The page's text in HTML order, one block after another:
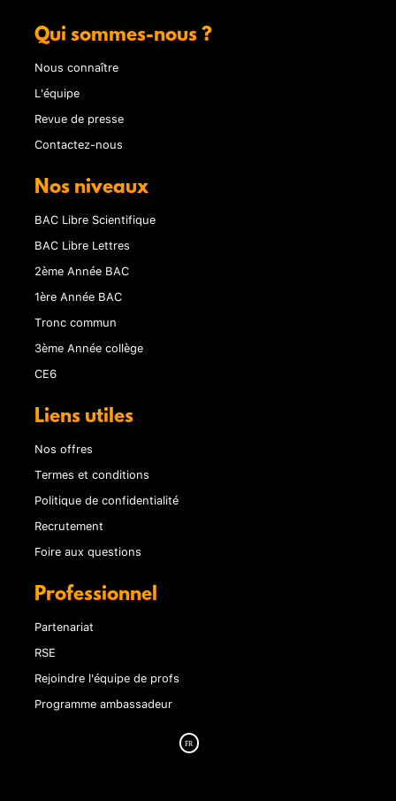
Qui sommes-nous ?
Nous connaître
L'équipe
Revue de presse
Contactez-nous
Nos niveaux
BAC Libre Scientifique
BAC Libre Lettres
2ème Année BAC
1ère Année BAC
Tronc commun
3ème Année collège
CE6
Liens utiles
Nos offres
Termes et conditions
Politique de confidentialité
Recrutement
Foire aux questions
Professionnel
Partenariat
RSE
Rejoindre l'équipe de profs
Programme ambassadeur